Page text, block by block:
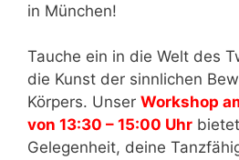
in München!
Tauche ein in die Welt des
die Kunst der sinnlichen
Körpers. Unser Workshop
von 13:30 – 15:00 Uhr
Gelegenheit, deine